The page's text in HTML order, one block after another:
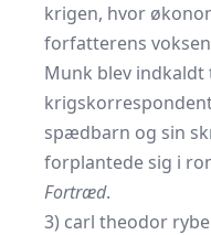
krigen, hvor
forfatterens
Munk blev indkaldt
spædbarn og sin
forplantede sig i
Fortræd.
3) carl theodor